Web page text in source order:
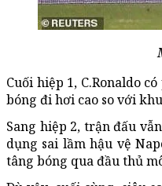
Cuối hiệp 1, C.Ronaldo
bóng đi hơi cao so với
Sang hiệp 2, trận đấu
dụng sai lầm hậu vệ
tâng bóng qua đầu thủ